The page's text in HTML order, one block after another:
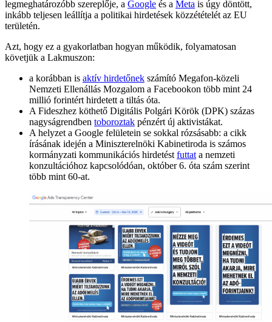
legmeghatározóbb szereplője, a Google és a Meta is úgy döntött,
inkább teljesen leállítja a politikai hirdetések közzétételét az EU
területén.
Azt, hogy ez a gyakorlatban hogyan működik, folyamatosan
követjük a Lakmuszon:
a korábban is aktív hirdetőnek számító Megafon-közeli
Nemzeti Ellenállás Mozgalom a Facebookon több mint 24
millió forintért hirdetett a tiltás óta.
A Fideszhez köthető Digitális Polgári Körök (DPK) százas
nagyságrendben toboroztak pénzért új aktivistákat.
A helyzet a Google felületein se sokkal rózsásabb: a cikk
írásának idején a Miniszterelnöki Kabinetiroda is számos
kormányzati kommunikációs hirdetést futtat a nemzeti
konzultációhoz kapcsolódóan, október 6. óta szám szerint
több mint 60-at.